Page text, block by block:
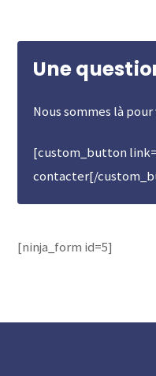
Une
Nous sommes là pour
[custom_button
contacter[/
[ninja_form id=5]